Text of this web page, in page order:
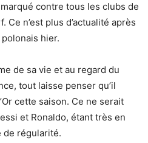
contre tous les clubs de
n’est plus d’actualité après
hier.
de sa vie et au regard du
tout laisse penser qu’il
cette saison. Ce ne serait
et Ronaldo, étant très en
de régularité.